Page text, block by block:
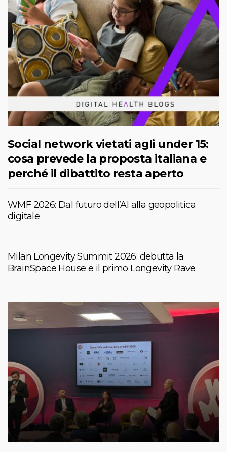
Social network vietati agli under 15:
cosa prevede la proposta italiana e
perché il dibattito resta aperto
WMF 2026: Dal futuro dell’AI alla geopolitica
digitale
Milan Longevity Summit 2026: debutta la
BrainSpace House e il primo Longevity Rave